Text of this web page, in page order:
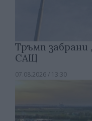
Тръмп забрани
САЩ
07.08.2026 / 13:30